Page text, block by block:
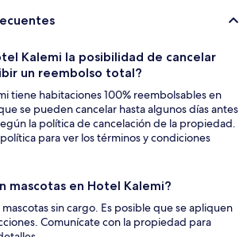
Kalemi la posibilidad de cancelar
un reembolso total?
tiene habitaciones 100% reembolsables en
se pueden cancelar hasta algunos días antes
la política de cancelación de la propiedad.
para ver los términos y condiciones
mascotas en Hotel Kalemi?
sin cargo. Es posible que se apliquen
Comunícate con la propiedad para